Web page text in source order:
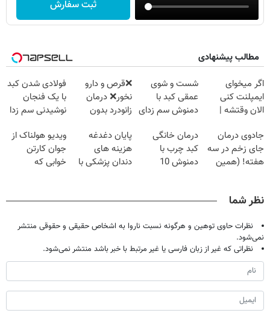
ثبت سفارش
مطالب پیشنهادی
اگر میخوای
ایمپلنت کنی
الان وقتشه |
میلیون تومان!!!
شست و شوی
عمقی کبد با
دمنوش سم زدای
❌قرص‌ و دارو
نخور❌ درمان
زانودرد بدون
فولادی شدن کبد
با یک فنجان
نوشیدنی سم زدا
جادوی درمان
جای زخم در سه
هفته! (همین
درمان خانگی
کبد چرب با
دمنوش 10
پایان دغدغه
هزینه های
دندان پزشکی با
ویدیو هولناک از
جوان کارتن
خوابی که
نظر شما
نظرات حاوی توهین و هرگونه نسبت ناروا به اشخاص حقیقی و حقوقی منتشر
نمی‌شود.
نظراتی که غیر از زبان فارسی یا غیر مرتبط با خبر باشد منتشر نمی‌شود.